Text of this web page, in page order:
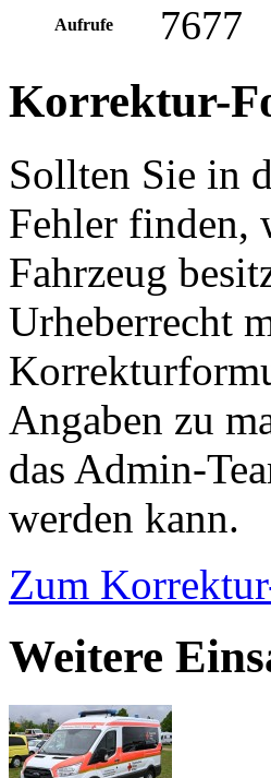
Aufrufe 7677
Korrektur-
Sollten Sie in
Fehler finden,
Fahrzeug
Urheberrecht
Angaben zu
das Admin-
werden kann.
Zum
Weitere